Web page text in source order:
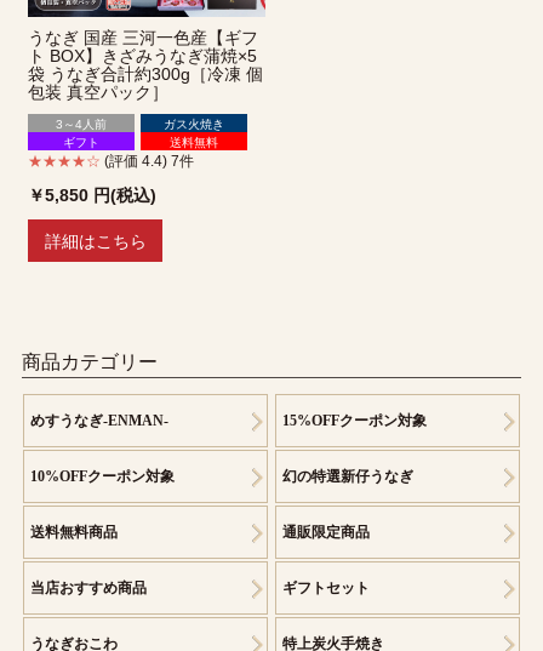
うなぎ 国産 三河一色産【ギフ
ト BOX】きざみうなぎ蒲焼×5
袋 うなぎ合計約300g［冷凍 個
包装 真空パック］
3～4人前
ガス火焼き
ギフト
送料無料
★★★★☆ (評価 4.4) 7件
￥5,850 円(税込)
詳細はこちら
商品カテゴリー
めすうなぎ-ENMAN- 15%OFFクーポン対象
10%OFFクーポン対象 幻の特選新仔うなぎ
送料無料商品 通販限定商品
当店おすすめ商品 ギフトセット
うなぎおこわ 特上炭火手焼き